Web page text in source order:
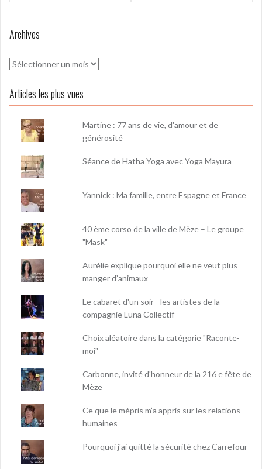
Archives
Archives
Articles les plus vues
Martine : 77 ans de vie, d'amour et de
générosité
Séance de Hatha Yoga avec Yoga Mayura
Yannick : Ma famille, entre Espagne et France
40 ème corso de la ville de Mèze – Le groupe
"Mask"
Aurélie explique pourquoi elle ne veut plus
manger d’animaux
Le cabaret d'un soir - les artistes de la
compagnie Luna Collectif
Choix aléatoire dans la catégorie "Raconte-
moi"
Carbonne, invité d'honneur de la 216 e fête de
Mèze
Ce que le mépris m’a appris sur les relations
humaines
Pourquoi j'ai quitté la sécurité chez Carrefour